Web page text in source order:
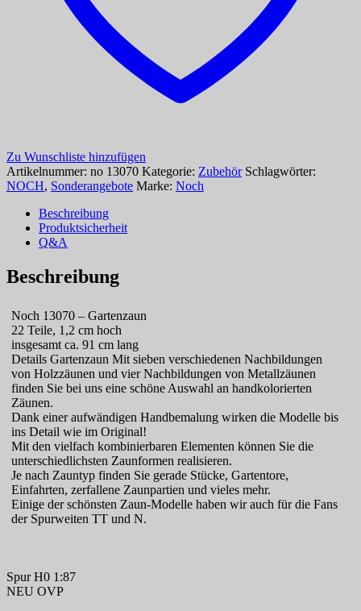
Zu Wunschliste hinzufügen
Artikelnummer: no 13070 Kategorie: Zubehör Schlagwörter:
NOCH, Sonderangebote Marke: Noch
Beschreibung
Produktsicherheit
Q&A
Beschreibung
Noch 13070 – Gartenzaun
22 Teile, 1,2 cm hoch
insgesamt ca. 91 cm lang
Details Gartenzaun Mit sieben verschiedenen Nachbildungen
von Holzzäunen und vier Nachbildungen von Metallzäunen
finden Sie bei uns eine schöne Auswahl an handkolorierten
Zäunen.
Dank einer aufwändigen Handbemalung wirken die Modelle bis
ins Detail wie im Original!
Mit den vielfach kombinierbaren Elementen können Sie die
unterschiedlichsten Zaunformen realisieren.
Je nach Zauntyp finden Sie gerade Stücke, Gartentore,
Einfahrten, zerfallene Zaunpartien und vieles mehr.
Einige der schönsten Zaun-Modelle haben wir auch für die Fans
der Spurweiten TT und N.
Spur H0 1:87
NEU OVP